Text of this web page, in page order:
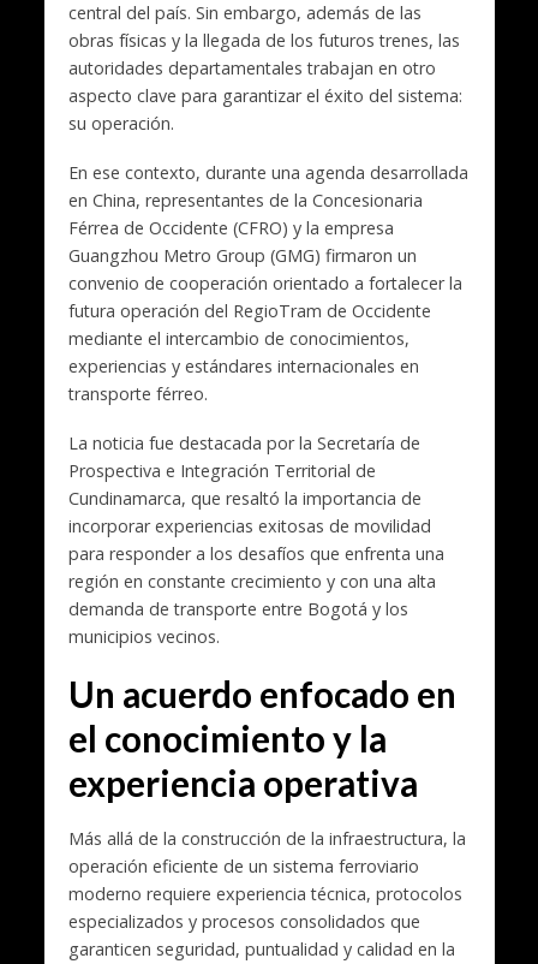
central del país. Sin embargo, además de las
obras físicas y la llegada de los futuros trenes, las
autoridades departamentales trabajan en otro
aspecto clave para garantizar el éxito del sistema:
su operación.
En ese contexto, durante una agenda desarrollada
en China, representantes de la Concesionaria
Férrea de Occidente (CFRO) y la empresa
Guangzhou Metro Group (GMG) firmaron un
convenio de cooperación orientado a fortalecer la
futura operación del RegioTram de Occidente
mediante el intercambio de conocimientos,
experiencias y estándares internacionales en
transporte férreo.
La noticia fue destacada por la Secretaría de
Prospectiva e Integración Territorial de
Cundinamarca, que resaltó la importancia de
incorporar experiencias exitosas de movilidad
para responder a los desafíos que enfrenta una
región en constante crecimiento y con una alta
demanda de transporte entre Bogotá y los
municipios vecinos.
Un acuerdo enfocado en
el conocimiento y la
experiencia operativa
Más allá de la construcción de la infraestructura, la
operación eficiente de un sistema ferroviario
moderno requiere experiencia técnica, protocolos
especializados y procesos consolidados que
garanticen seguridad, puntualidad y calidad en la